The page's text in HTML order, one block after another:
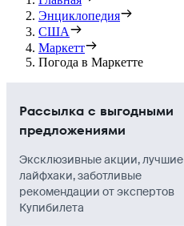
Энциклопедия
США
Маркетт
Погода в Маркетте
Рассылка с выгодными
предложениями
Эксклюзивные акции, лучшие
лайфхаки, заботливые
рекомендации от экспертов
Купибилета